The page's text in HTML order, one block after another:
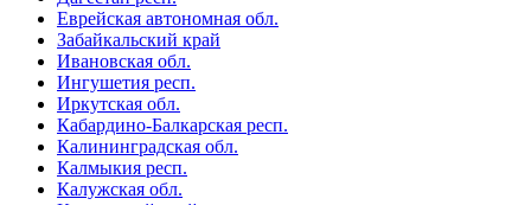
Еврейская автономная обл.
Забайкальский край
Ивановская обл.
Ингушетия респ.
Иркутская обл.
Кабардино-Балкарская респ.
Калининградская обл.
Калмыкия респ.
Калужская обл.